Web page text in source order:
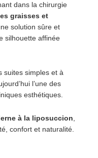
dans la chirurgie
graisses et
solution sûre et
silhouette affinée
suites simples et à
l’une des
esthétiques.
à la liposuccion
confort et naturalité.